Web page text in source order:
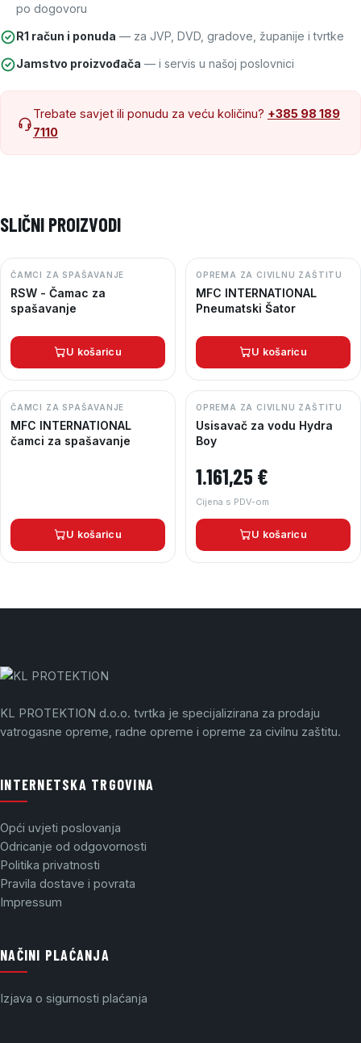
po dogovoru
R1 račun i ponuda — za JVP, DVD, gradove, županije i tvrtke
Jamstvo proizvođača — i servis u našoj poslovnici
Trebate savjet ili ponudu za veću količinu? +385 98 189
7110
SLIČNI PROIZVODI
ČAMCI ZA SPAŠAVANJE
RSW - Čamac za
spašavanje
U košaricu
OPREMA ZA CIVILNU ZAŠTITU
MFC INTERNATIONAL
Pneumatski Šator
U košaricu
ČAMCI ZA SPAŠAVANJE
MFC INTERNATIONAL
čamci za spašavanje
U košaricu
OPREMA ZA CIVILNU ZAŠTITU
Usisavač za vodu Hydra
Boy
1.161,25 €
Cijena s PDV-om
U košaricu
KL PROTEKTION d.o.o. tvrtka je specijalizirana za prodaju
vatrogasne opreme, radne opreme i opreme za civilnu zaštitu.
INTERNETSKA TRGOVINA
Opći uvjeti poslovanja
Odricanje od odgovornosti
Politika privatnosti
Pravila dostave i povrata
Impressum
NAČINI PLAĆANJA
Izjava o sigurnosti plaćanja